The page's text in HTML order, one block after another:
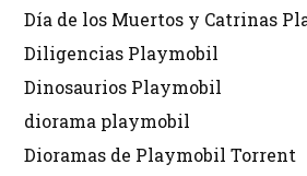
Día de los Muertos y Catrinas
Diligencias Playmobil
Dinosaurios Playmobil
diorama playmobil
Dioramas de Playmobil Torrent